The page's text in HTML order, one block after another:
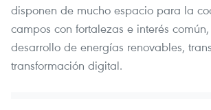
disponen de mucho espacio para la
campos con fortalezas e interés
desarrollo de energías renovables,
transformación digital.